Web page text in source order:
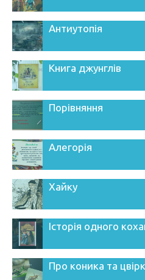
Антиутопія
Книга джунглів
Порівняння
Алегорія
Хайку
Історія одного
Про коника та